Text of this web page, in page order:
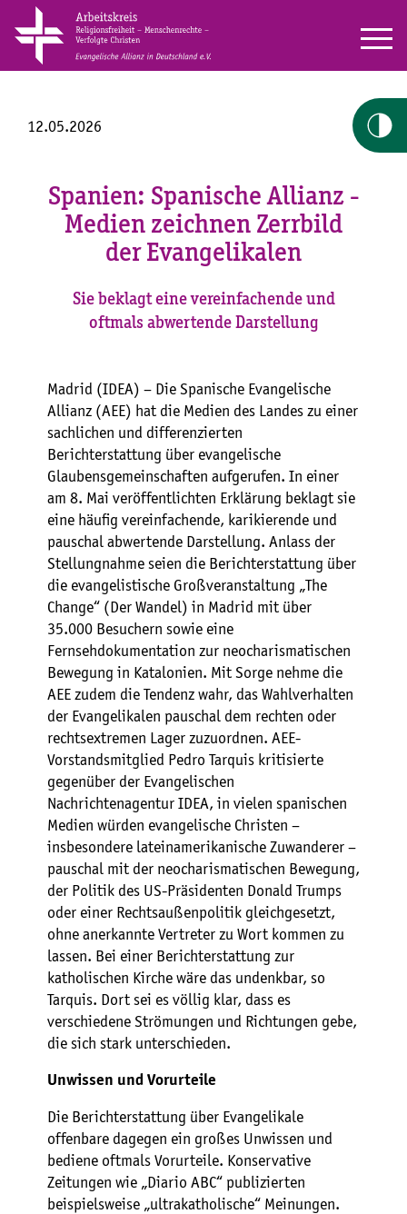
12.05.2026
Spanien: Spanische Allianz -
Medien zeichnen Zerrbild
der Evangelikalen
Sie beklagt eine vereinfachende und
oftmals abwertende Darstellung
Madrid (IDEA) – Die Spanische Evangelische
Allianz (AEE) hat die Medien des Landes zu einer
sachlichen und differenzierten
Berichterstattung über evangelische
Glaubensgemeinschaften aufgerufen. In einer
am 8. Mai veröffentlichten Erklärung beklagt sie
eine häufig vereinfachende, karikierende und
pauschal abwertende Darstellung. Anlass der
Stellungnahme seien die Berichterstattung über
die evangelistische Großveranstaltung „The
Change“ (Der Wandel) in Madrid mit über
35.000 Besuchern sowie eine
Fernsehdokumentation zur neocharismatischen
Bewegung in Katalonien. Mit Sorge nehme die
AEE zudem die Tendenz wahr, das Wahlverhalten
der Evangelikalen pauschal dem rechten oder
rechtsextremen Lager zuzuordnen. AEE-
Vorstandsmitglied Pedro Tarquis kritisierte
gegenüber der Evangelischen
Nachrichtenagentur IDEA, in vielen spanischen
Medien würden evangelische Christen –
insbesondere lateinamerikanische Zuwanderer –
pauschal mit der neocharismatischen Bewegung,
der Politik des US-Präsidenten Donald Trumps
oder einer Rechtsaußenpolitik gleichgesetzt,
ohne anerkannte Vertreter zu Wort kommen zu
lassen. Bei einer Berichterstattung zur
katholischen Kirche wäre das undenkbar, so
Tarquis. Dort sei es völlig klar, dass es
verschiedene Strömungen und Richtungen gebe,
die sich stark unterschieden.
Unwissen und Vorurteile
Die Berichterstattung über Evangelikale
offenbare dagegen ein großes Unwissen und
bediene oftmals Vorurteile. Konservative
Zeitungen wie „Diario ABC“ publizierten
beispielsweise „ultrakatholische“ Meinungen.